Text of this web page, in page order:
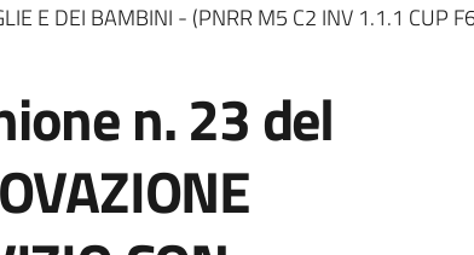
E DEI BAMBINI - (PNRR M5 C2 INV 1.1.1 CUP
n. 23 del